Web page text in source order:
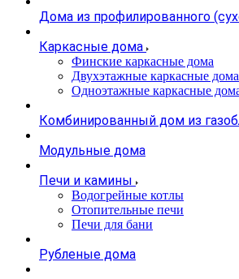
Дома из профилированного
Каркасные дома
Финские каркасные дома
Двухэтажные каркасные дома
Одноэтажные каркасные
Комбинированный дом из
Модульные дома
Печи и камины
Водогрейные котлы
Отопительные печи
Печи для бани
Рубленые дома